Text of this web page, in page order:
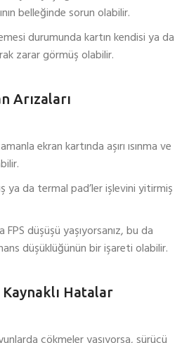
belleğinde sorun olabilir.
durumunda kartın kendisi ya da
zarar görmüş olabilir.
Arızaları
ekran kartında aşırı ısınma ve
ya da termal pad’ler işlevini yitirmiş
düşüşü yaşıyorsanız, bu da
düşüklüğünün bir işareti olabilir.
Kaynaklı Hatalar